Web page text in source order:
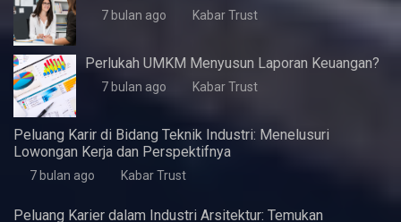
Artikel Terbaru
5 Fitur Samsung A07 yang Pas untuk Kebutuhan
Dasar Harian
3 minggu ago Kabar Trust